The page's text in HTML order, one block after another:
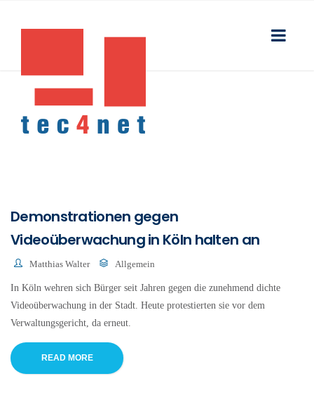
Demonstrationen gegen
Videoüberwachung in Köln halten an
Matthias Walter Allgemein
In Köln wehren sich Bürger seit Jahren gegen die zunehmend dichte
Videoüberwachung in der Stadt. Heute protestierten sie vor dem
Verwaltungsgericht, da erneut.
READ MORE